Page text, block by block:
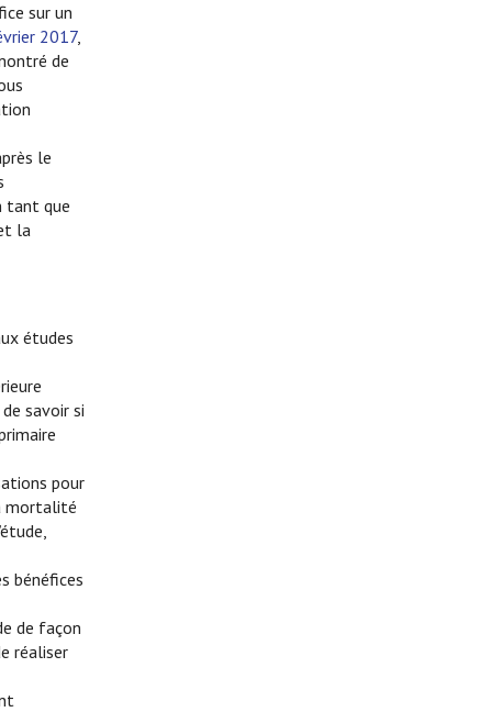
sur un
2017,
de
le
tant que
la
études
savoir si
pour
mortalité
bénéfices
de façon
réaliser